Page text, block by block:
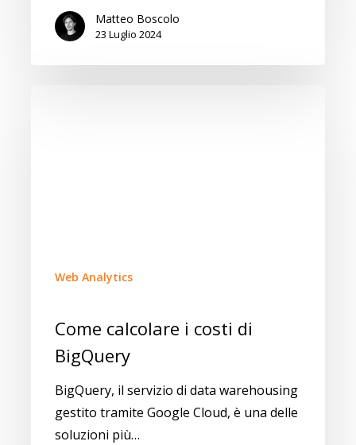
Matteo Boscolo
23 Luglio 2024
Web Analytics
Come calcolare i costi di
BigQuery
BigQuery, il servizio di data warehousing
gestito tramite Google Cloud, è una delle
soluzioni più…